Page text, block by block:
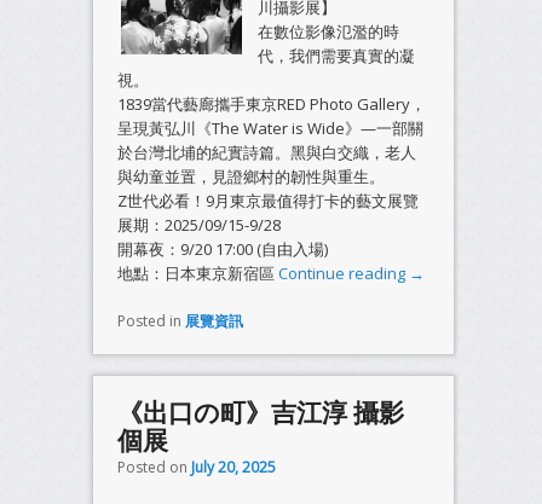
川攝影展】
在數位影像氾濫的時
代，我們需要真實的凝
視。
1839當代藝廊攜手東京RED Photo Gallery，
呈現黃弘川《The Water is Wide》—一部關
於台灣北埔的紀實詩篇。黑與白交織，老人
與幼童並置，見證鄉村的韌性與重生。
Z世代必看！9月東京最值得打卡的藝文展覽
展期：2025/09/15-9/28
開幕夜：9/20 17:00 (自由入場)
地點：日本東京新宿區 Continue reading →
Posted in 展覽資訊
《出口の町》吉江淳 攝影
個展
Posted on July 20, 2025